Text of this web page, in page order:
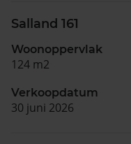
Salland 161
Woonoppervlak
124 m2
Verkoopdatum
30 juni 2026